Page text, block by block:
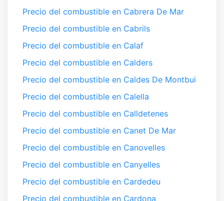
Precio del combustible en Cabrera De Mar
Precio del combustible en Cabrils
Precio del combustible en Calaf
Precio del combustible en Calders
Precio del combustible en Caldes De Montbui
Precio del combustible en Calella
Precio del combustible en Calldetenes
Precio del combustible en Canet De Mar
Precio del combustible en Canovelles
Precio del combustible en Canyelles
Precio del combustible en Cardedeu
Precio del combustible en Cardona